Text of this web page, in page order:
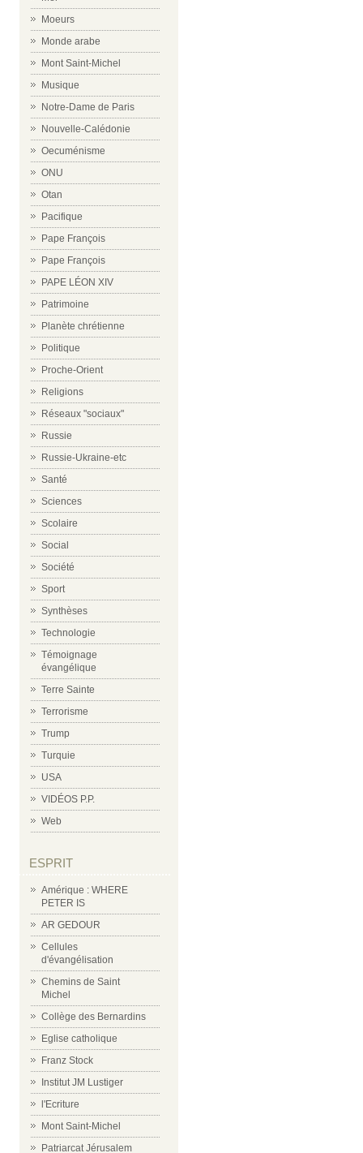
Moeurs
Monde arabe
Mont Saint-Michel
Musique
Notre-Dame de Paris
Nouvelle-Calédonie
Oecuménisme
ONU
Otan
Pacifique
Pape François
Pape François
PAPE LÉON XIV
Patrimoine
Planète chrétienne
Politique
Proche-Orient
Religions
Réseaux "sociaux"
Russie
Russie-Ukraine-etc
Santé
Sciences
Scolaire
Social
Société
Sport
Synthèses
Technologie
Témoignage
évangélique
Terre Sainte
Terrorisme
Trump
Turquie
USA
VIDÉOS P.P.
Web
ESPRIT
Amérique : WHERE
PETER IS
AR GEDOUR
Cellules
d'évangélisation
Chemins de Saint
Michel
Collège des Bernardins
Eglise catholique
Franz Stock
Institut JM Lustiger
l'Ecriture
Mont Saint-Michel
Patriarcat Jérusalem